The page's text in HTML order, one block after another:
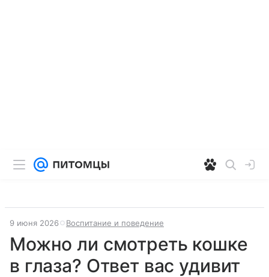
9 июня 2026 Воспитание и поведение
Можно ли смотреть кошке
в глаза? Ответ вас удивит